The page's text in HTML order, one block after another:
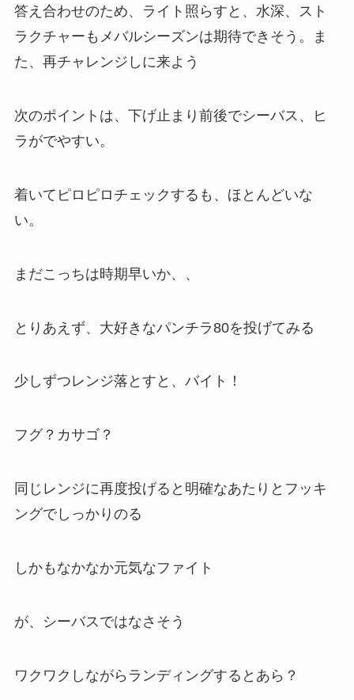
答え合わせのため、ライト照らすと、水深、スト
ラクチャーもメバルシーズンは期待できそう。ま
た、再チャレンジしに来よう
次のポイントは、下げ止まり前後でシーバス、ヒ
ラがでやすい。
着いてピロピロチェックするも、ほとんどいな
い。
まだこっちは時期早いか、、
とりあえず、大好きなパンチラ80を投げてみる
少しずつレンジ落とすと、バイト！
フグ？カサゴ？
同じレンジに再度投げると明確なあたりとフッキ
ングでしっかりのる
しかもなかなか元気なファイト
が、シーバスではなさそう
ワクワクしながらランディングするとあら？